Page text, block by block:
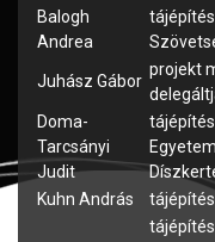
Balogh
Andrea
Juhász Gábor
projekt
Doma-
Tarcsányi
Judit
Kuhn András